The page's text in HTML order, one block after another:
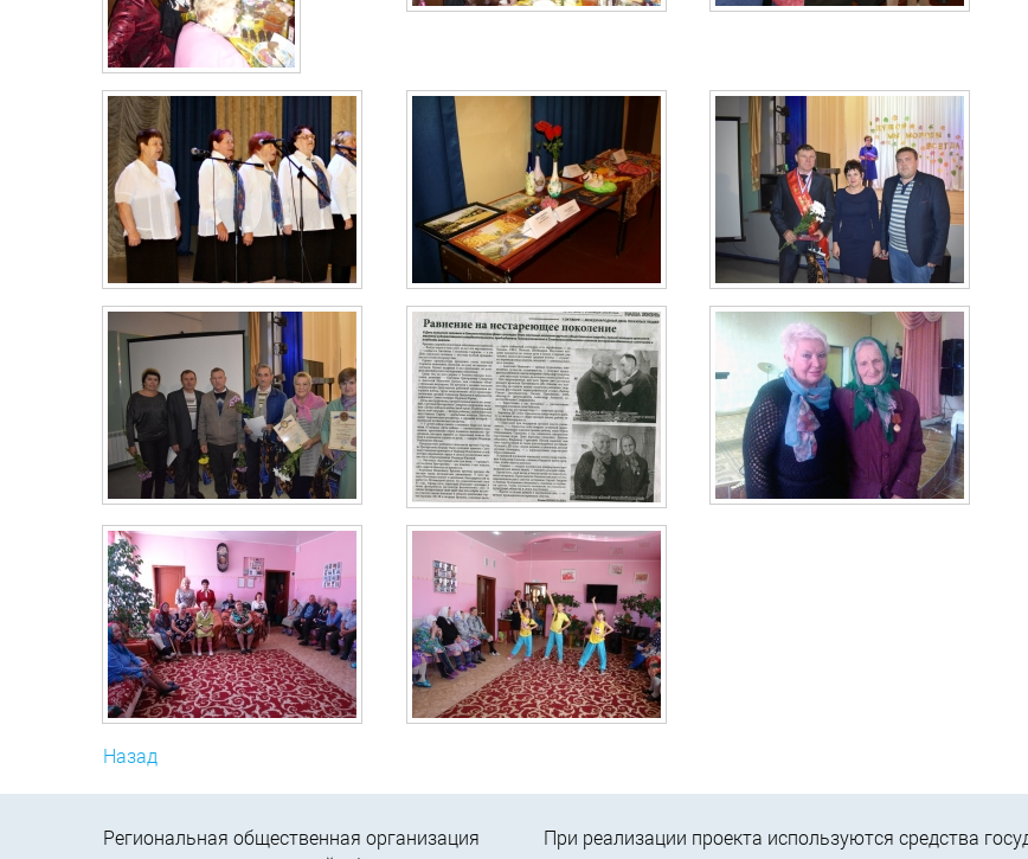
Назад
Региональная общественная организация
При реализации проекта используются средства